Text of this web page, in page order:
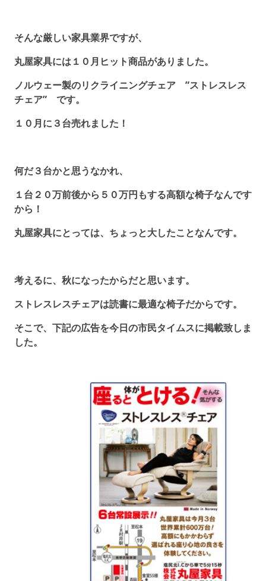
そんな厳しい家具業界ですが、
丸屋家具には１０月ヒット商品がありました。
ノルウェー製のリクライニングチェア ”ストレスレス
チェア” です。
１０月に３台売れました！
何だ３台かと思うなかれ、
１台２０万前後から５０万円もする高額な椅子なんです
から！
丸屋家具にとっては、ちょっと大したことなんです。
考えるに、秋になったからだと思います。
ストレスレスチェアは読書に最適な椅子だからです。
そこで、下記の広告を今日の市民タイムスに掲載致しま
した。